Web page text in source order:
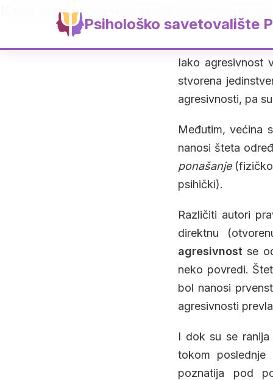
Psihološko savetovalište
Kako da prepoznaš rano agresivno
Iako agresivnost
stvorena
agresivnosti, pa
Međutim, većina
nanosi šteta
ponašanje(fizičko
psihički).
Različiti autori
direktnu
agresivnost se
neko povredi.
bol nanosi
agresivnosti
I dok su se ranija
tokom poslednje
poznatija pod